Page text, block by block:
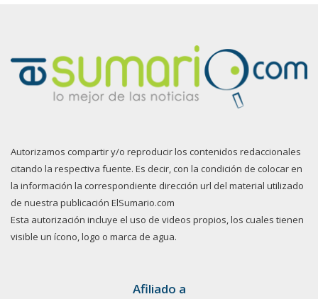
Autorizamos compartir y/o reproducir los contenidos redaccionales
citando la respectiva fuente. Es decir, con la condición de colocar en
la información la correspondiente dirección url del material utilizado
de nuestra publicación ElSumario.com
Esta autorización incluye el uso de videos propios, los cuales tienen
visible un ícono, logo o marca de agua.
Afiliado a